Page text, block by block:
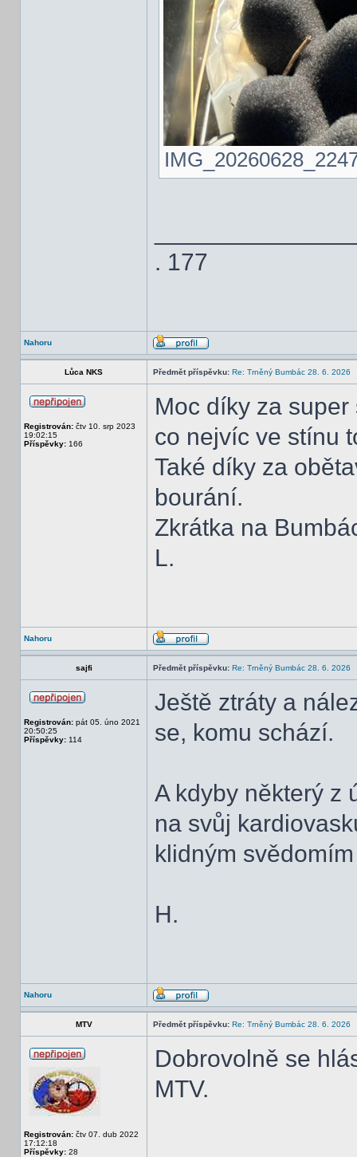
. 177
Nahoru
Lůca NKS Předmět příspěvku: Re: Trněný Bumbác 28. 6. 2026
Registrován: čtv 10. srp 2023
19:02:15
Příspěvky: 166
Moc díky za
co nejvíc ve stínu
Také díky za
bourání.
Zkrátka na
L.
Nahoru
sajfi Předmět příspěvku: Re: Trněný Bumbác 28. 6. 2026
Registrován: pát 05. úno 2021
20:50:25
Příspěvky: 114
Ještě ztráty a
se, komu schází.
A kdyby některý z
na svůj
klidným
H.
Nahoru
MTV Předmět příspěvku: Re: Trněný Bumbác 28. 6. 2026
Registrován: čtv 07. dub 2022
17:12:18
Příspěvky: 28
Dobrovolně se
MTV.